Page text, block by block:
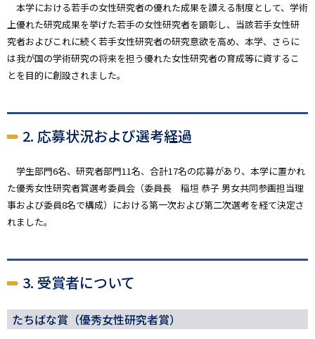
本学における若手の女性研究者の優れた成果を讃える制度として、学術
上優れた研究成果を挙げた若手の女性研究者を顕彰し、当該若手女性研
究者およびこれに続く若手女性研究者の研究意欲を高め、本学、さらに
は我が国の学術研究の将来を担う優れた女性研究者の育成等に資するこ
とを目的に創設されました。
2. 応募状況および選考経過
学生部門6名、研究者部門11名、合計17名の応募があり、本学に置かれ
た優秀女性研究者賞選考委員会（委員長 稲垣 恭子 男女共同参画担当理
事および委員8名で構成）における第一次および第二次選考を経て決定さ
れました。
3. 受賞者について
たちばな賞（優秀女性研究者賞）